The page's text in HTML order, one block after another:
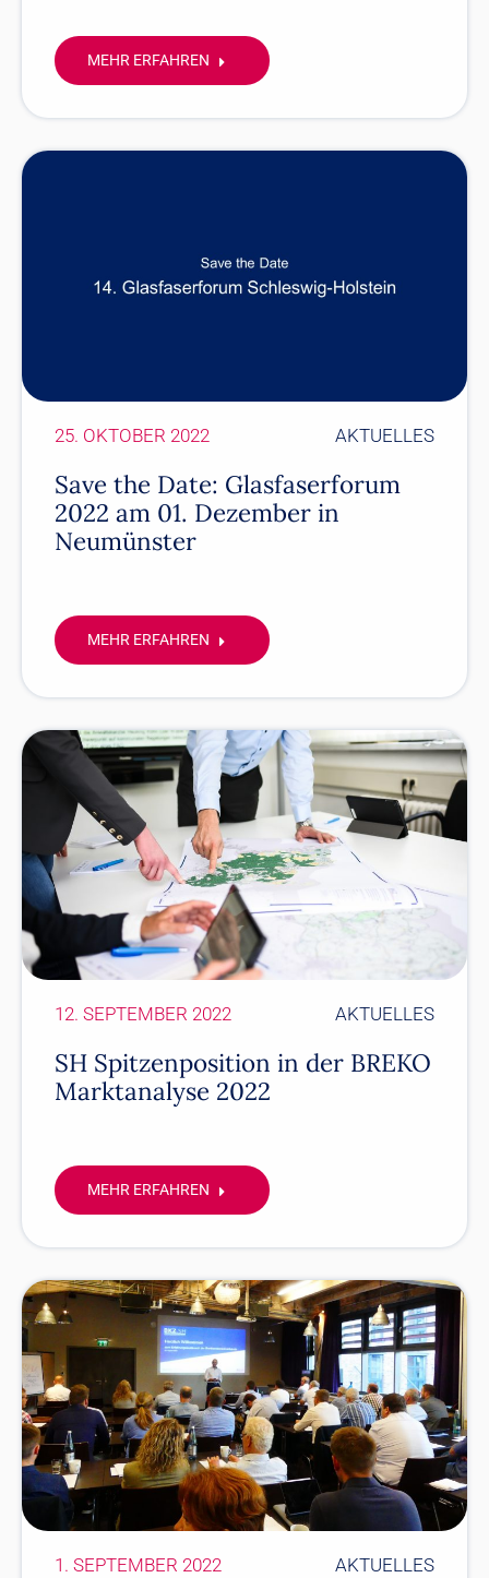
MEHR ERFAHREN
Save the Date: Glasfaserforum
2022 am 01. Dezember in
Neumünster
AKTUELLES
25. OKTOBER 2022
MEHR ERFAHREN
SH Spitzenposition in der BREKO
Marktanalyse 2022
AKTUELLES
12. SEPTEMBER 2022
MEHR ERFAHREN
AKTUELLES
1. SEPTEMBER 2022